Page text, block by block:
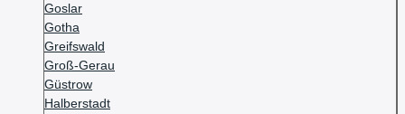
Goslar
Gotha
Greifswald
Groß-Gerau
Güstrow
Halberstadt